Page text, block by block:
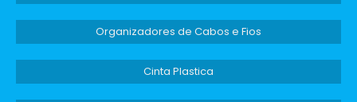
Organizadores de Cabos e Fios
Cinta Plastica